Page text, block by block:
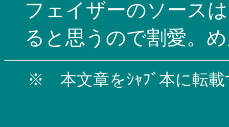
フェイザーのソース
ると思うので割愛。
※ 本文章をｼｬﾌﾞ本に転載